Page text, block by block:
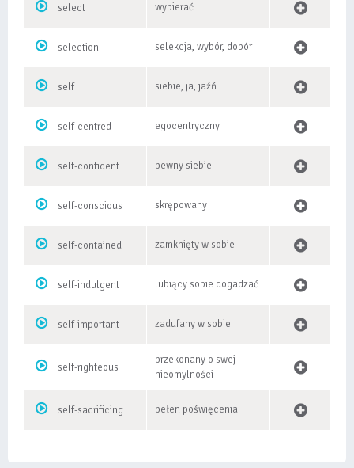
select wybierać
selection selekcja, wybór, dobór
self siebie, ja, jaźń
self-centred egocentryczny
self-confident pewny siebie
self-conscious skrępowany
self-contained zamknięty w sobie
self-indulgent lubiący sobie dogadzać
self-important zadufany w sobie
self-righteous
przekonany o swej
nieomylności
self-sacrificing pełen poświęcenia